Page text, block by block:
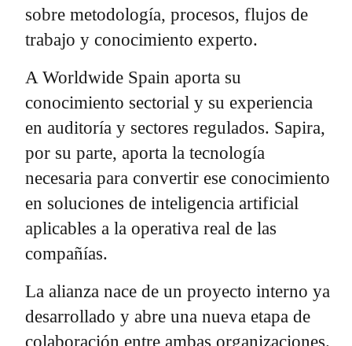
sobre metodología, procesos, flujos de
trabajo y conocimiento experto.
A Worldwide Spain aporta su
conocimiento sectorial y su experiencia
en auditoría y sectores regulados. Sapira,
por su parte, aporta la tecnología
necesaria para convertir ese conocimiento
en soluciones de inteligencia artificial
aplicables a la operativa real de las
compañías.
La alianza nace de un proyecto interno ya
desarrollado y abre una nueva etapa de
colaboración entre ambas organizaciones.